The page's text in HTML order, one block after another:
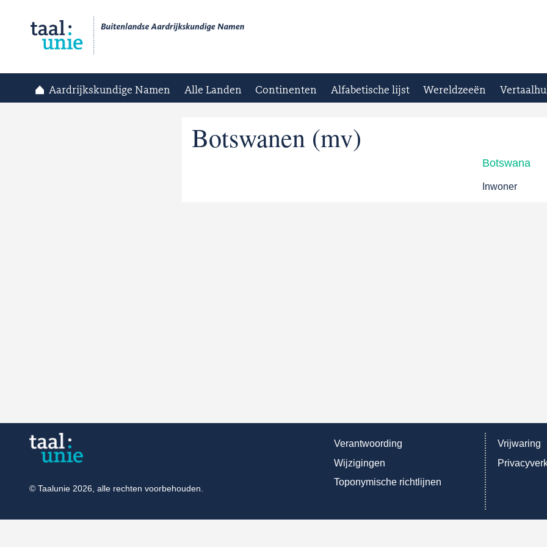
Aardrijkskundige Namen Alle Landen Continenten Alfabetische lijst Wereldzeeën
Botswanen (mv)
Botswana
Inwoner
Verantwoording
Wijzigingen
Toponymische richtlijnen
Vrijwaring
© Taalunie 2026, alle rechten voorbehouden.